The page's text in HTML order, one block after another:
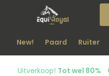
New! Paard Ruiter
Uitverkoop! Tot wel 80%